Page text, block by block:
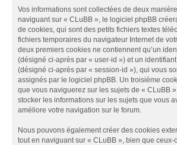
Vos informations sont collectées de deux
naviguant sur « CLuBB », le logiciel phpBB
de cookies, qui sont des petits fichiers textes
fichiers temporaires du navigateur Internet de
deux premiers cookies ne contiennent qu’un
(désigné ci-après par « user-id ») et un
(désigné ci-après par « session-id »), qui vous
assignés par le logiciel phpBB. Un troisième
que vous naviguerez sur les sujets de « CLuBB
stocker les informations sur les sujets que vous
améliore votre navigation sur le forum.
Nous pouvons également créer des cookies
tout en naviguant sur « CLuBB », bien que ceux-